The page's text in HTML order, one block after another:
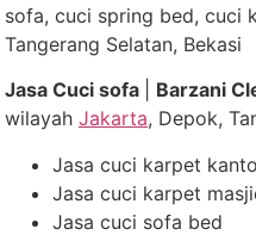
sofa, cuci spring bed, cuci
Tangerang Selatan, Bekasi
Jasa Cuci sofa
Barzani
wilayah Jakarta, Depok,
Jasa cuci karpet
Jasa cuci karpet
Jasa cuci sofa bed